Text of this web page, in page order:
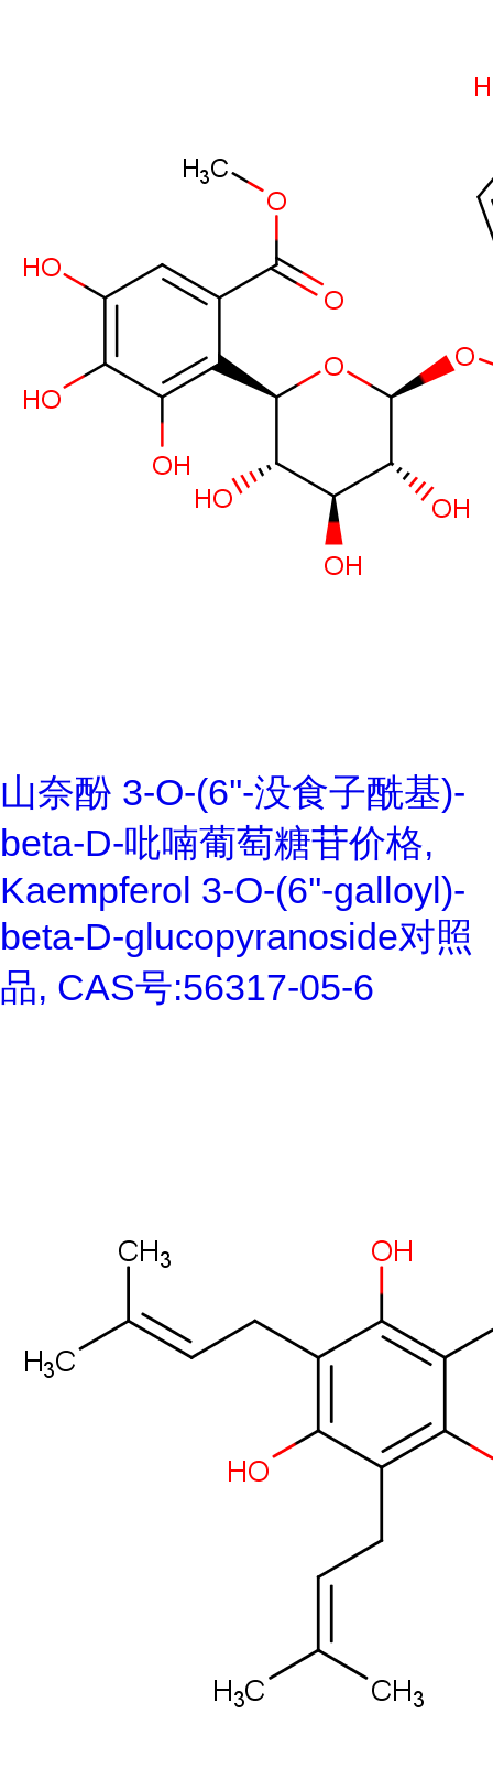
山奈酚 3-O-(6''-没食子酰基)-
beta-D-吡喃葡萄糖苷价格,
Kaempferol 3-O-(6''-galloyl)-
beta-D-glucopyranoside对照
品, CAS号:56317-05-6